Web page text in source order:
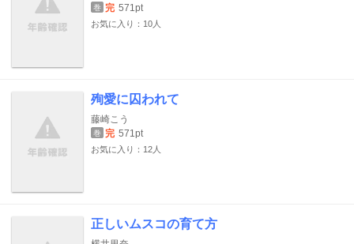
巻 完 571pt
お気に入り：10人
殉愛に囚われて
藤崎こう
巻 完 571pt
お気に入り：12人
正しいムスコの育て方